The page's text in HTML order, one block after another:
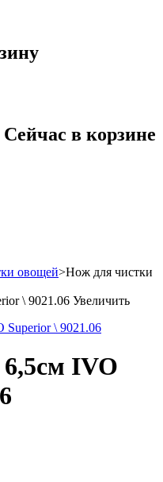
Сейчас в корзине
овощей>Нож для чистки
Увеличить
IVO